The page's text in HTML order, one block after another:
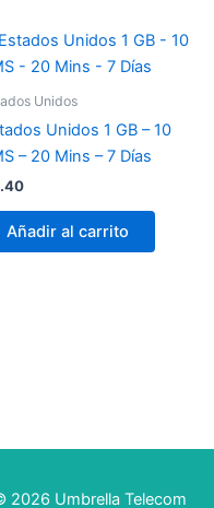
Unidos
Unidos 1 GB – 10
– 20 Mins – 7 Días
Añadir al carrito
Umbrella Telecom